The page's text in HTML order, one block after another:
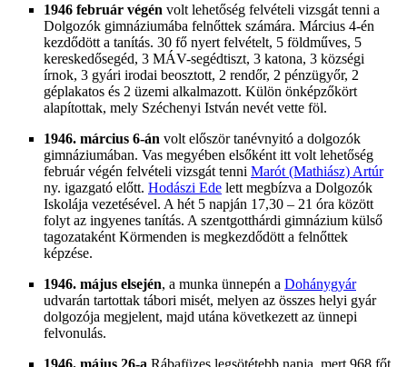
1946 február végén volt lehetőség felvételi vizsgát tenni a
Dolgozók gimnáziumába felnőttek számára. Március 4-én
kezdődött a tanítás. 30 fő nyert felvételt, 5 földműves, 5
kereskedősegéd, 3 MÁV-segédtiszt, 3 katona, 3 községi
írnok, 3 gyári irodai beosztott, 2 rendőr, 2 pénzügyőr, 2
géplakatos és 2 üzemi alkalmazott. Külön önképzőkört
alapítottak, mely Széchenyi István nevét vette föl.
1946. március 6-án volt először tanévnyitó a dolgozók
gimnáziumában. Vas megyében elsőként itt volt lehetőség
február végén felvételi vizsgát tenni Marót (Mathiász) Artúr
ny. igazgató előtt. Hodászi Ede lett megbízva a Dolgozók
Iskolája vezetésével. A hét 5 napján 17,30 – 21 óra között
folyt az ingyenes tanítás. A szentgotthárdi gimnázium külső
tagozataként Körmenden is megkezdődött a felnőttek
képzése.
1946. május elsején, a munka ünnepén a Dohánygyár
udvarán tartottak tábori misét, melyen az összes helyi gyár
dolgozója megjelent, majd utána következett az ünnepi
felvonulás.
1946. május 26-a Rábafüzes legsötétebb napja, mert 968 főt,